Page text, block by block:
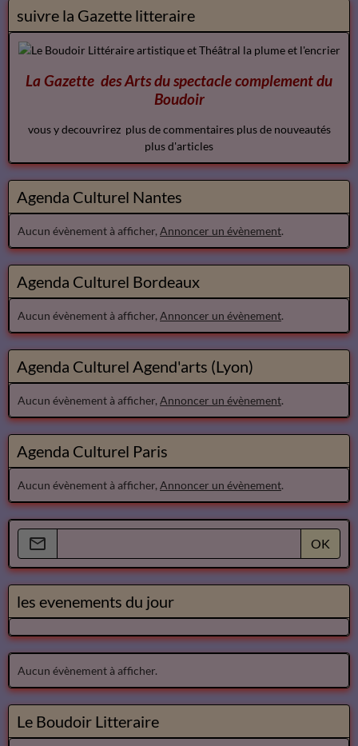
suivre la Gazette litteraire
La Gazette des Arts du spectaclecomplementdu
Boudoir
vous y decouvrirez plus de commentaires plus de nouveautés
plus d'articles
Agenda Culturel Nantes
Aucun évènement à afficher,Annoncer un évènement.
Agenda Culturel Bordeaux
Aucun évènement à afficher,Annoncer un évènement.
Agenda Culturel Agend'arts (Lyon)
Aucun évènement à afficher,Annoncer un évènement.
Agenda Culturel Paris
Aucun évènement à afficher,Annoncer un évènement.
OK
les evenements du jour
Aucun évènement à afficher.
Le Boudoir Litteraire